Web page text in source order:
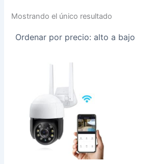
Mostrando el único resultado